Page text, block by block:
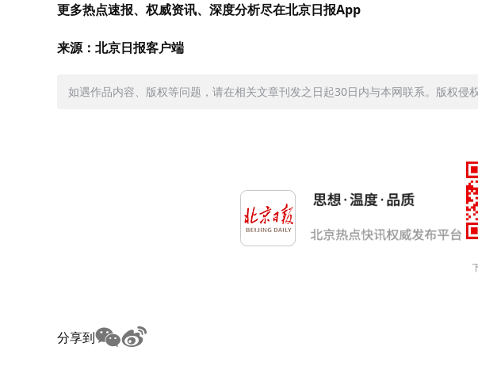
更多热点速报、权威资讯、深度分析尽在北京日报App
来源：北京日报客户端
如遇作品内容、版权等问题，请在相关文章刊发之日起30日内与本网联系。版权侵
分享到